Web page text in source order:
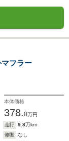
マフラー
本体価格
378.0万円
走行 9.8万km
修復 なし